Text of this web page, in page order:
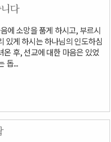
다
에 소망을 품게 하시고, 부르시
있게 하시는 하나님의 인도하심
후, 선교에 대한 마음은 있었
돕...